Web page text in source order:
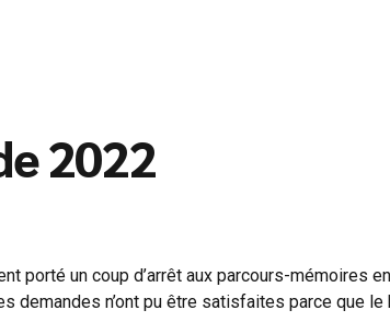
2022
porté un coup d’arrêt aux parcours-mémoires
demandes n’ont pu être satisfaites parce que